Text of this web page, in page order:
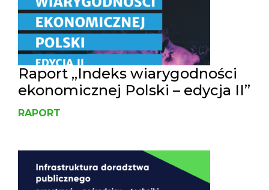
Raport „Indeks wiarygodności
ekonomicznej Polski – edycja II”
RAPORT